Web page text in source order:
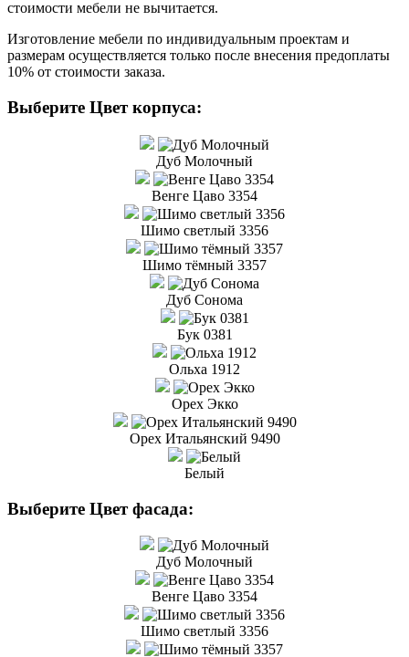
стоимости мебели не вычитается.
Изготовление мебели по индивидуальным проектам и
размерам осуществляется только после внесения предоплаты
10% от стоимости заказа.
Выберите Цвет корпуса:
Дуб Молочный
Венге Цаво 3354
Шимо светлый 3356
Шимо тёмный 3357
Дуб Сонома
Бук 0381
Ольха 1912
Орех Экко
Орех Итальянский 9490
Белый
Выберите Цвет фасада:
Дуб Молочный
Венге Цаво 3354
Шимо светлый 3356